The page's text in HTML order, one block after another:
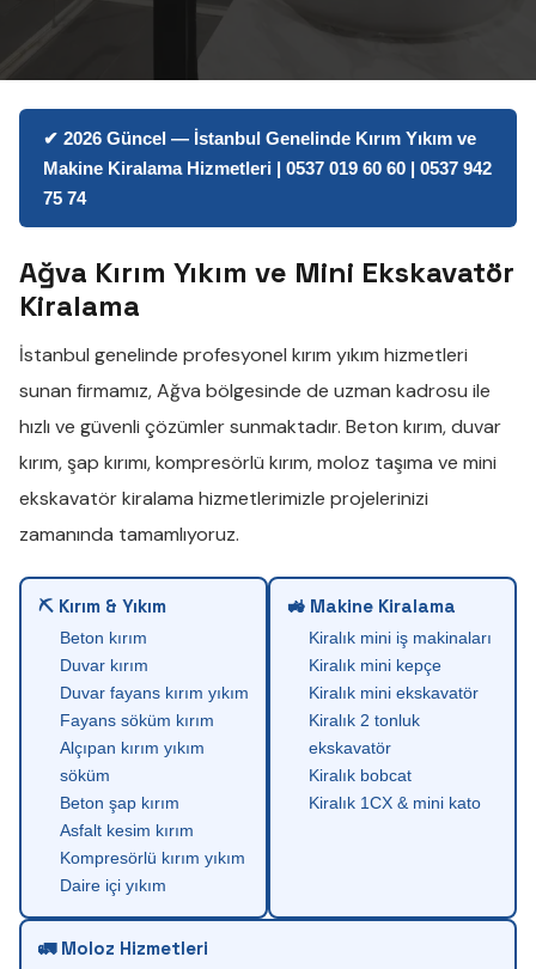
✔ 2026 Güncel — İstanbul Genelinde Kırım Yıkım ve
Makine Kiralama Hizmetleri | 0537 019 60 60 | 0537 942
75 74
Ağva Kırım Yıkım ve Mini Ekskavatör
Kiralama
İstanbul genelinde profesyonel kırım yıkım hizmetleri
sunan firmamız,Ağva bölgesinde de uzman kadrosu ile
hızlı ve güvenli çözümler sunmaktadır. Beton kırım,duvar
kırım,şap kırımı,kompresörlü kırım,moloz taşıma ve mini
ekskavatör kiralama hizmetlerimizle projelerinizi
zamanında tamamlıyoruz.
⛏ Kırım & Yıkım
Beton kırım
Duvar kırım
Duvar fayans kırım yıkım
Fayans söküm kırım
Alçıpan kırım yıkım
söküm
Beton şap kırım
Asfalt kesim kırım
Kompresörlü kırım yıkım
Daire içi yıkım
🚜 Makine Kiralama
Kiralık mini iş makinaları
Kiralık mini kepçe
Kiralık mini ekskavatör
Kiralık 2 tonluk
ekskavatör
Kiralık bobcat
Kiralık 1CX & mini kato
🚛 Moloz Hizmetleri